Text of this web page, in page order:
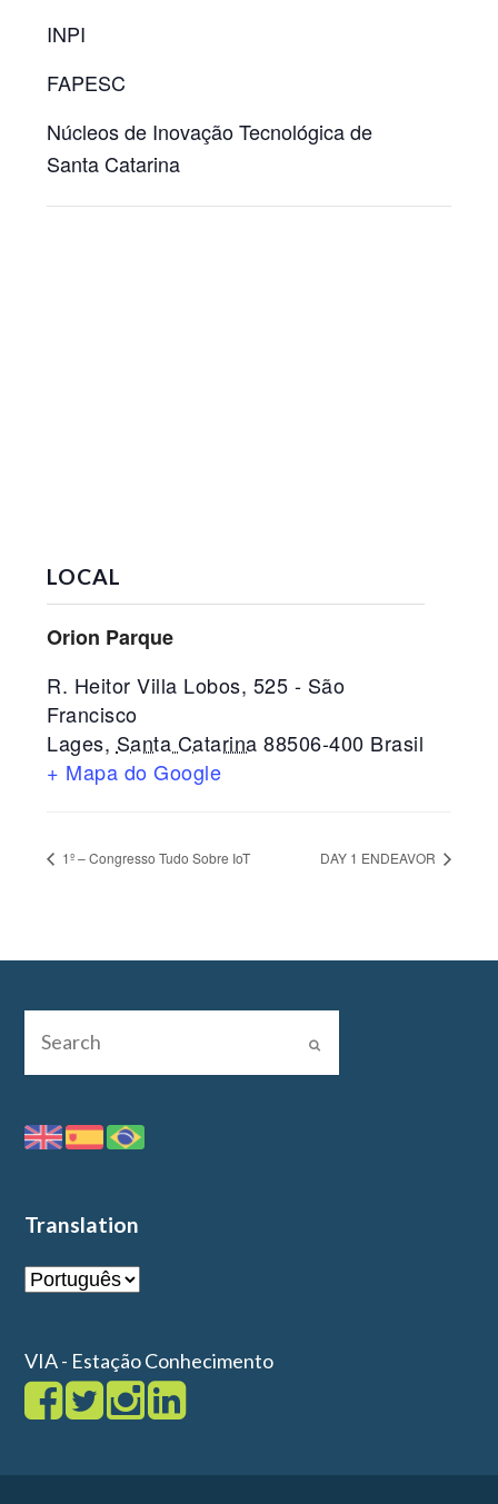
INPI
FAPESC
Núcleos de Inovação Tecnológica de
Santa Catarina
LOCAL
Orion Parque
R. Heitor Villa Lobos, 525 - São
Francisco
Lages, Santa Catarina 88506-400 Brasil
+ Mapa do Google
1º – Congresso Tudo Sobre IoT DAY 1 ENDEAVOR
Translation
VIA - Estação Conhecimento